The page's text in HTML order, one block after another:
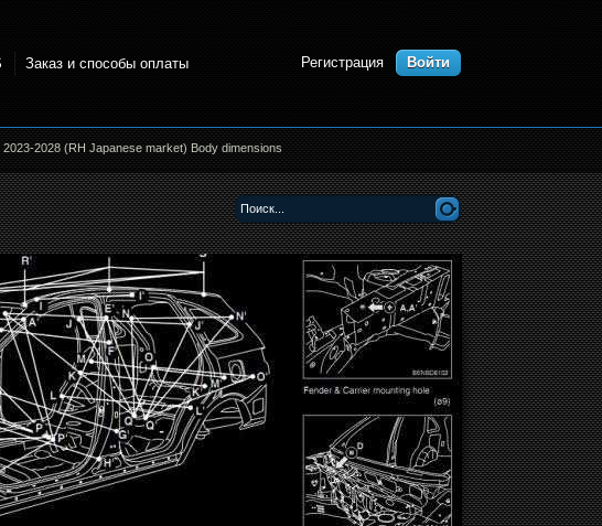
Заказ и способы оплаты Регистрация Войти
2028 (RH Japanese market) Body dimensions